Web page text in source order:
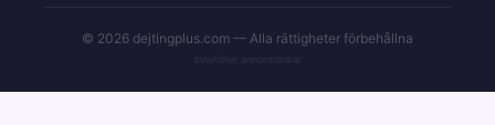
© 2026 dejtingplus.com — Alla rättigheter förbehållna